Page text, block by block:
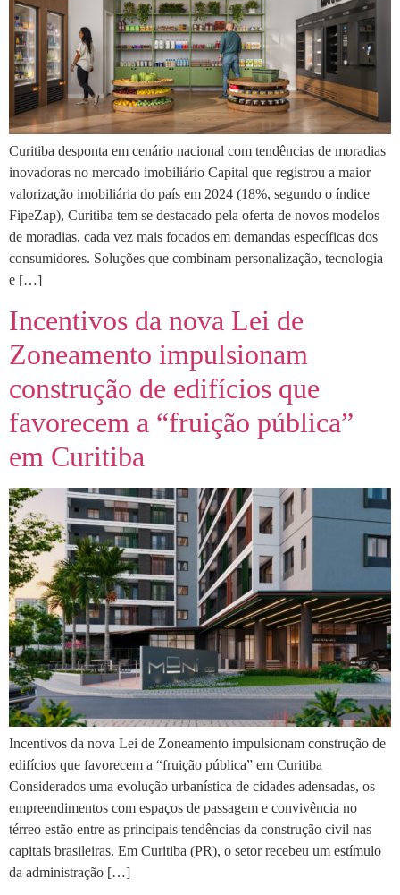
Curitiba desponta em cenário nacional com tendências de moradias
inovadoras no mercado imobiliário Capital que registrou a maior
valorização imobiliária do país em 2024 (18%, segundo o índice
FipeZap), Curitiba tem se destacado pela oferta de novos modelos
de moradias, cada vez mais focados em demandas específicas dos
consumidores. Soluções que combinam personalização, tecnologia
e […]
Incentivos da nova Lei de
Zoneamento impulsionam
construção de edifícios que
favorecem a “fruição pública”
em Curitiba
Incentivos da nova Lei de Zoneamento impulsionam construção de
edifícios que favorecem a “fruição pública” em Curitiba
Considerados uma evolução urbanística de cidades adensadas, os
empreendimentos com espaços de passagem e convivência no
térreo estão entre as principais tendências da construção civil nas
capitais brasileiras. Em Curitiba (PR), o setor recebeu um estímulo
da administração […]